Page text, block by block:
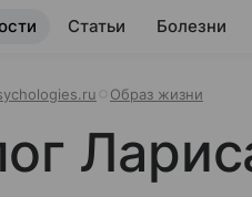
Статьи Болезни
Образ жизни